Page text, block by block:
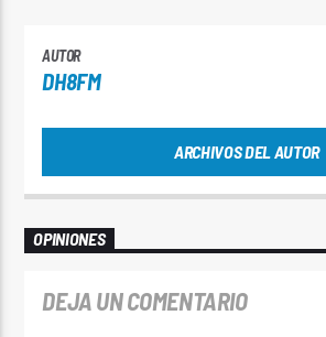
AUTOR
DH8FM
ARCHIVOS DEL AUTOR
OPINIONES
DEJA UN COMENTARIO